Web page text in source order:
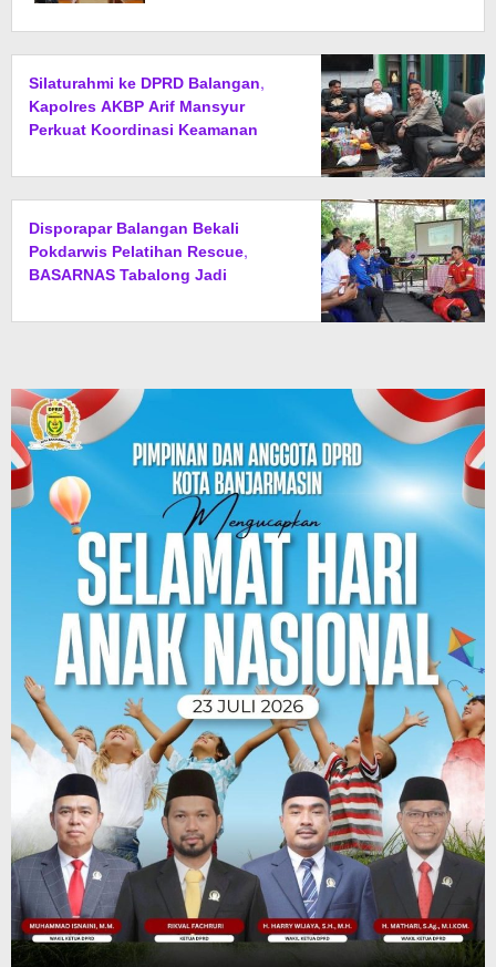
Silaturahmi ke DPRD Balangan,
Kapolres AKBP Arif Mansyur
Perkuat Koordinasi Keamanan
Disporapar Balangan Bekali
Pokdarwis Pelatihan Rescue,
BASARNAS Tabalong Jadi